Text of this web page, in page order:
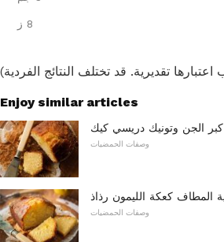
8 ز
Enjoy similar articles
كبر الجن وتونيك دريسي كيك
وصفات الحمضيات
المطاف كعكة الليمون رذاذ
وصفات الحمضيات